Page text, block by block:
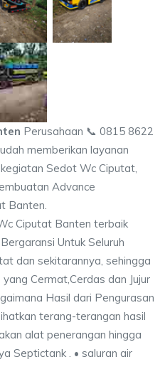
Perusahaan 📞 0815 8622
memberikan layanan
Sedot Wc Ciputat,
Advance
Banten.
Ciputat Banten terbaik
Untuk Seluruh
dan sekitarannya, sehingga
Cermat,Cerdas dan Jujur
Hasil dari Pengurasan
terang-terangan hasil
alat penerangan hingga
Septictank . • saluran air